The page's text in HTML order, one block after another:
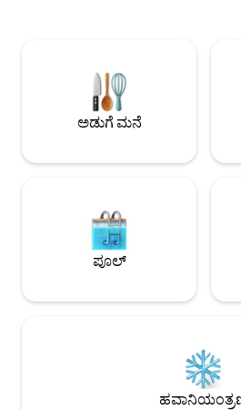
ವಿಶ್ರಾಂತಿ ಪಡೆಯಲು ಶಿಫಾರಸು ಮಾಡಲಾಗಿದೆ -
ಲಾಲಾಪೋರ್ಟ್ ಶಾಪಿಂಗ್ ಮಾಲ್ ಮತ್ತು ವಾವ್
ಮನರಂಜನಾ ಬೀದಿಯನ್ನು ಲಗತ್ತಿಸಲಾಗಿದೆ -
ಡ್ರಗ್ ಸ್ಟೋರ್ ಮತ್ತು ಸಿನೆಮಾ ಇತ್ಯಾದಿ
ಅಡುಗೆ ಮನೆ
ಪೂಲ್